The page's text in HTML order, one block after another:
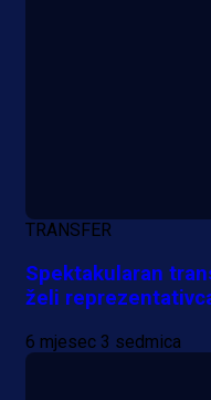
TRANSFER
Spektakularan
želi
6 mjesec 3 sedmica